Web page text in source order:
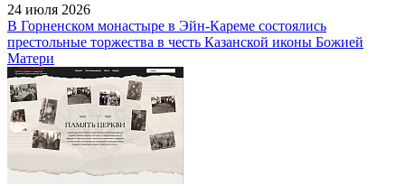
24 июля 2026
В Горненском монастыре в Эйн-Кареме состоялись
престольные торжества в честь Казанской иконы Божией
Матери